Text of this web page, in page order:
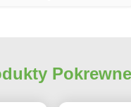
Pokrewne